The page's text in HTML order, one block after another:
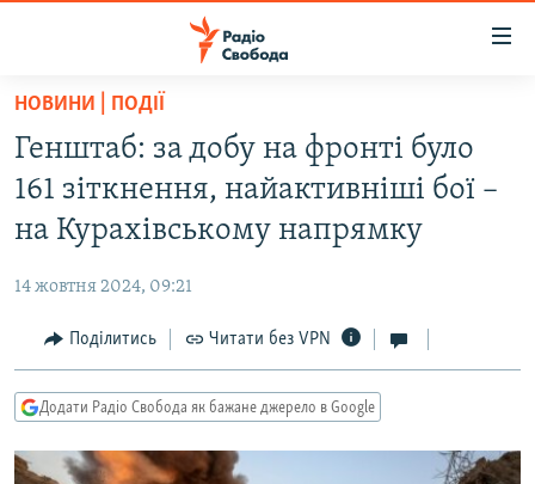
Перейти
основного
матеріалу
Перейти
до
основної
Перейти
до
пошуку
РАДІО СВОБОДА – 70 РОКІВ
СТАТТІ
СУСПІЛЬСТВО
УКРАЇНА
РОСІЙСЬКА «ФІЛЬТРАЦІЯ»
ДОНБАС.РЕАЛІЇ
ТИ ЯК?
СХЕМИ
НОВИНИ | ПОДІЇ
Генштаб: за добу на фронті було
161 зіткнення, найактивніші бої –
на Курахівському напрямку
14 жовтня 2024, 09:21
Поділитись Читати без VPN
Додати Радіо Свобода як бажане джерело в Google